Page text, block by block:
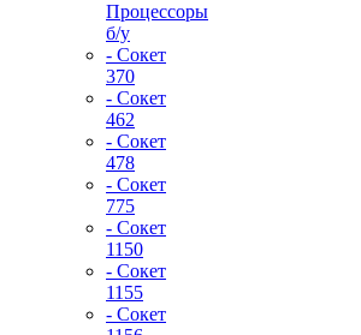
Процессоры
б/у
- Сокет
370
- Сокет
462
- Сокет
478
- Сокет
775
- Сокет
1150
- Сокет
1155
- Сокет